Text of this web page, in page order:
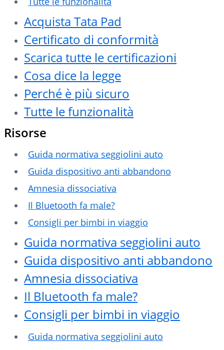
Acquista Tata Pad
Certificato di conformità
Scarica tutte le certificazioni
Cosa dice la legge
Perché è più sicuro
Tutte le funzionalità
Risorse
Guida normativa seggiolini auto
Guida dispositivo anti abbandono
Amnesia dissociativa
Il Bluetooth fa male?
Consigli per bimbi in viaggio
Guida normativa seggiolini auto
Guida dispositivo anti abbandono
Amnesia dissociativa
Il Bluetooth fa male?
Consigli per bimbi in viaggio
Guida normativa seggiolini auto